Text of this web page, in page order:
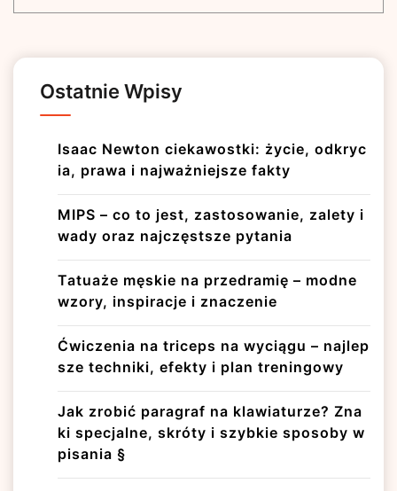
Ostatnie Wpisy
Isaac Newton ciekawostki: życie, odkryc
ia, prawa i najważniejsze fakty
MIPS – co to jest, zastosowanie, zalety i
wady oraz najczęstsze pytania
Tatuaże męskie na przedramię – modne
wzory, inspiracje i znaczenie
Ćwiczenia na triceps na wyciągu – najlep
sze techniki, efekty i plan treningowy
Jak zrobić paragraf na klawiaturze? Zna
ki specjalne, skróty i szybkie sposoby w
pisania §